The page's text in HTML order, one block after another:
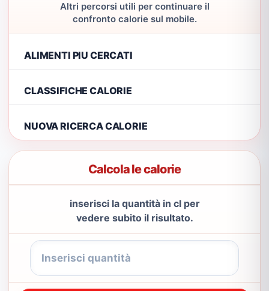
Altri percorsi utili per continuare il
confronto calorie sul mobile.
ALIMENTI PIU CERCATI
CLASSIFICHE CALORIE
NUOVA RICERCA CALORIE
Calcola le calorie
inserisci la quantità in cl per
vedere subito il risultato.